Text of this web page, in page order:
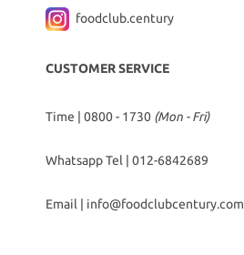
foodclub.century
CUSTOMER SERVICE
Time | 0800 - 1730 (Mon - Fri)
Whatsapp Tel | 012-6842689
Email | info@foodclubcentury.com